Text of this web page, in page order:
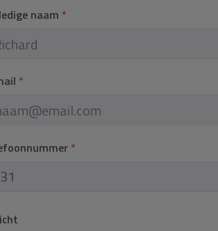
naam *
*
*